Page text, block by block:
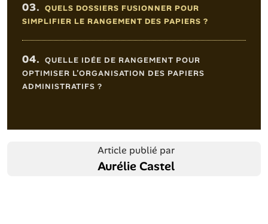
03. QUELS DOSSIERS FUSIONNER POUR
SIMPLIFIER LE RANGEMENT DES PAPIERS ?
04. QUELLE IDÉE DE RANGEMENT POUR
OPTIMISER L’ORGANISATION DES PAPIERS
ADMINISTRATIFS ?
Article publié par
Aurélie Castel